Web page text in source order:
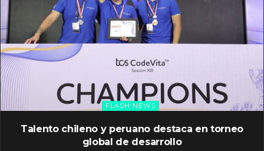
FLASH NEWS
Talento chileno y peruano destaca en torneo
global de desarrollo